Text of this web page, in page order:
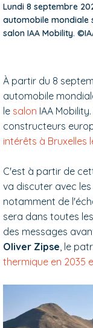
Lundi 8 septembre
automobile mondiale
salon IAA Mobility.
À partir du 8
automobile
le salon IAA
constructeurs
intérêts à Bruxelles
C'est à partir de
va discuter avec
notamment de
sera dans toutes
des messages
Oliver Zipse , le
thermique en 2035